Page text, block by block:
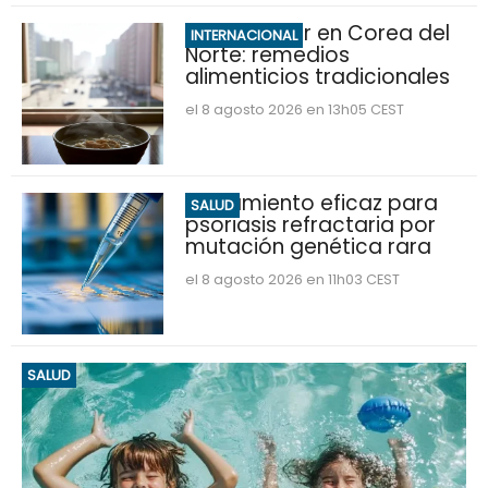
INTERNACIONAL
Ola de calor en Corea del
Norte: remedios
alimenticios tradicionales
el 8 agosto 2026 en 13h05 CEST
SALUD
Tratamiento eficaz para
psoriasis refractaria por
mutación genética rara
el 8 agosto 2026 en 11h03 CEST
SALUD